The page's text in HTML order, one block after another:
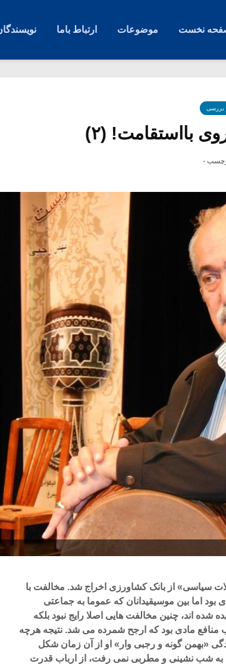
نخست موضوعات ارتباط باما
بررسی
بااستقامت! (۲)
۱۳۴۹ براثر «مشکلات سیاسی» از بانک کشاورزی اخراج شد. مخالفت با
اما بین موسیقیدانان که عموما به جماعتی
اند، چنین مخالفت هایی اصلا رایج نبود بلکه
مادی بود که ارجح شمرده می شد. نتیجه هرچه
«بهمن گونه و رجبی وار» او از آن زمان شکل
به شب نشینی و مطربی نمی رفت، از ارباب قدرت